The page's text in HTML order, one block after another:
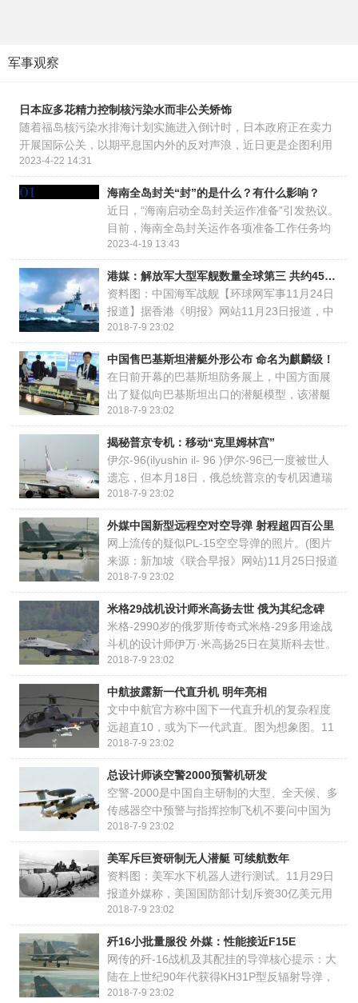
军事观察
日本应多花精力控制核污染水而非公关矫饰
随着福岛核污染水排海计划实施进入倒计时，日本政府正在卖力
开展国际公关，以期平息国内外的反对声浪，近日更是企图利用
其今年七国集团（G7）峰会主席国身份，拉拢各方为福岛核污染
水排放计划背书。2023年4月13日， ...
2023-4-22 14:31
海南全岛封关“封”的是什么？有什么影响？
近日，“海南启动全岛封关运作准备”引发热议。
目前，海南全岛封关运作各项准备工作任务均
已取得阶段性进展，全面启动全岛封关运作准
备，确保今年具备封关硬件条件、明年完成封
关各项准备、2025年底前实现全岛封关运 ...
2023-4-19 13:43
港媒：解放军大型军舰数量全球第三 共约450艘
资料图：中国海军战舰【环球网军事11月24日
报道】据香港《明报》网站11月23日报道，中
国近年致力做海洋强国，海军建设成为重中之
重。从2013年开始，每年有大批军舰建设和下
水，沿海已形成三大海军舰艇生产基地。内地
...
2018-7-9 23:02
中国售巴基斯坦潜艇外形公布 命名为麒麟级！
在日前开幕的巴基斯坦防务展上，中国方面展
出了疑似向巴基斯坦出口的潜艇模型，该潜艇
是中国船舶重工国际贸易有限公司，同时据现
场介绍，这艘新型常规潜艇被命名为麒麟级潜
艇。据报道，巴基斯坦政府于2015年4月宣布
...
2018-7-9 23:02
揭秘普京专机：移动“克里姆林宫”
伊尔-96(ilyushin il- 96 )伊尔-96已一度被世人
遗忘，但本月18日，俄总统普京的专机因遭瑞
士军方近距离“围堵”，使得伊尔-96-300再次回
到聚光灯之下。2015年，俄伊柳申航空集团宣
布计划恢复“伊尔-96”飞机量产，这 ...
2018-7-9 23:02
外媒中国新型远程空对空导弹 射程超四百公里
网上流传的疑似PL-15空空导弹的照片。(图片
来源：新加坡《联合早报》网站)11月25日报道
英媒称，中国网络有图片显示，正在空军试飞
院进行科研试飞的歼-16携带了新型远程空空导
弹亮相。据英国《每日邮报》网站11月23日 ...
2018-7-9 23:02
米格29战机设计师米高扬去世 俄为其纪念碑
米格-2990岁的俄罗斯传奇式米格-29多用途战
斗机的设计师伊万·米高扬25日在莫斯科去世。
根据家人要求，将不举行隆重的安葬仪式。莫
斯科市政府计划在市内为他设立一个纪念碑。
伊万·米高扬的家庭背景很有趣，他的叔叔 ...
2018-7-9 23:02
中航披露新一代直升机 明年亮相
文中中航官方称中国下一代直升机的复杂程度
远超直10，或为下一代武直。图为想象图。11
月24日，全国工业和信息化科技创新大会在北
京召开，部署“十三五”工信系统产业创新任务。
工信部部长苗圩在会上说，要全面启动实 ...
2018-7-9 23:02
总设计师谈空警2000预警机研发
空警-2000是中国自主研制的大型、全天候、多
传感器空中预警与指挥控制飞机不要问中国为
你做了什么，而要问你为中国做了什么。我
想，我这是代表我们整个团队向全世界说的，
做世界上最好的预警机。”19日，中国电子科 ...
2018-7-9 23:02
美军斥巨资研制无人潜艇 可续航数年
资料图：美军水下机器人进行测试。11月29日
报道外媒称，美国国防部计划斥资30亿美元用
于研制无人潜艇。据俄罗斯卫星网11月27日报
道称，该计划暂时处于研究阶段，但工程师已
经取得了改进技术，能够解决水下自动航行系
...
2018-7-9 23:02
歼16小批量服役 外媒：性能接近F15E
网传的歼-16战机及其配挂的导弹核心提示：大
陆在上世纪90年代获得KH31P型反辐射导弹，
并在该基础上研发了鹰击-91导弹，未来歼-16
2018-7-9 23:02